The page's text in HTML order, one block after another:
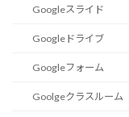
Googleスライド
Googleドライブ
Googleフォーム
Goolgeクラスルーム